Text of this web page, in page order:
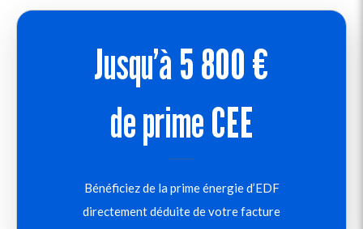
Jusqu’à 5 800 €
de prime CEE
Bénéficiez de la prime énergie d’EDF
directement déduite de votre facture